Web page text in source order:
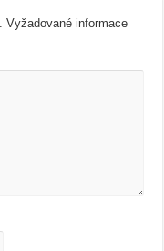
Vyžadované informace